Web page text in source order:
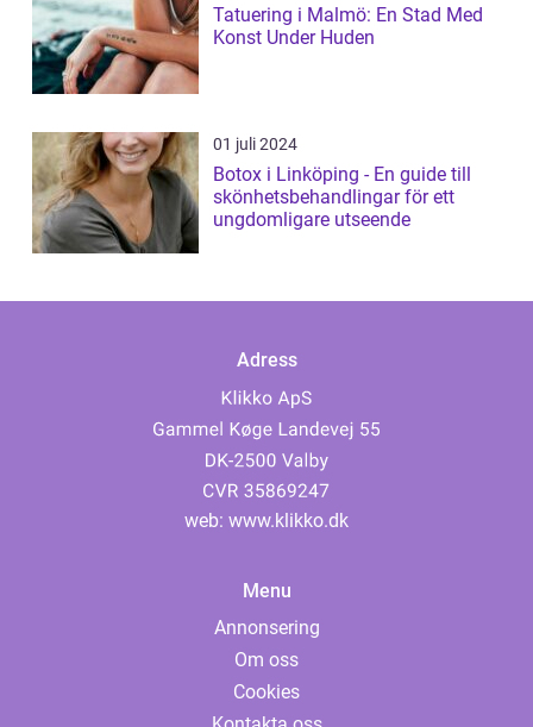
Tatuering i Malmö: En Stad Med
Konst Under Huden
01 juli 2024
Botox i Linköping - En guide till
skönhetsbehandlingar för ett
ungdomligare utseende
Adress
web: www.klikko.dk
Menu
Annonsering
Om oss
Cookies